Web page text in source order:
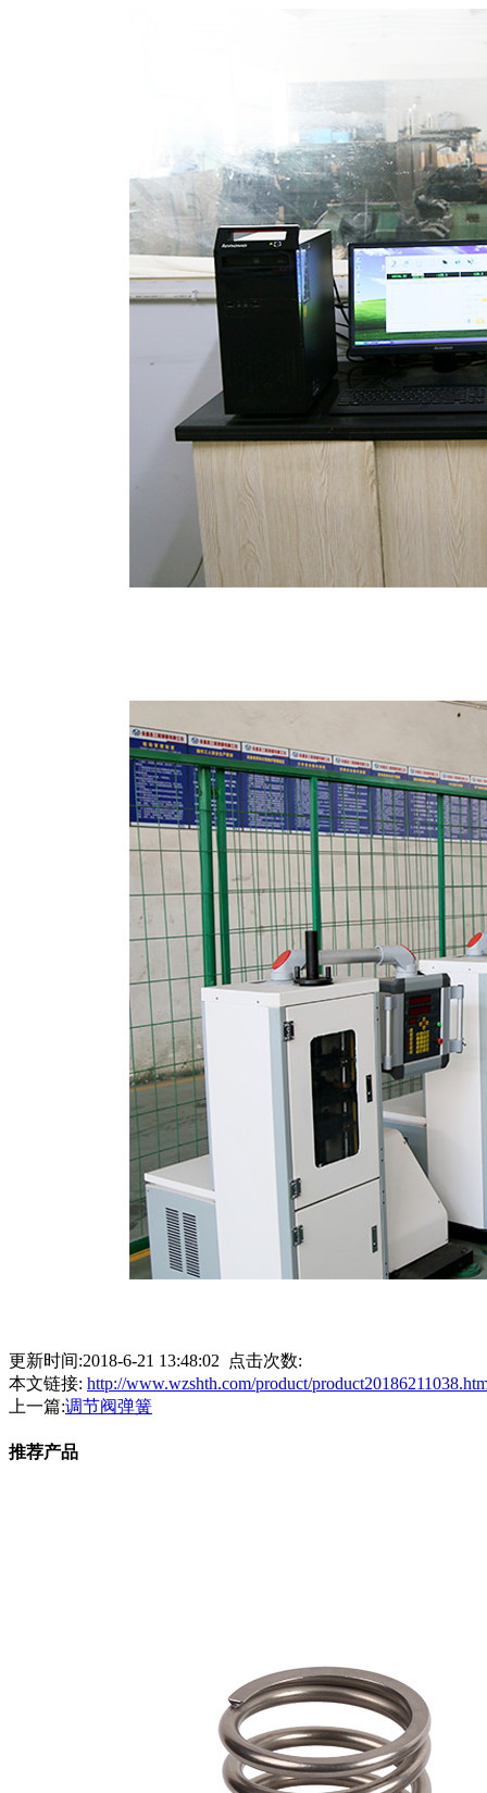
更新时间:2018-6-21 13:48:02 点击次数:
本文链接: http://www.wzshth.com/product/
上一篇:调节阀弹簧
推荐产品